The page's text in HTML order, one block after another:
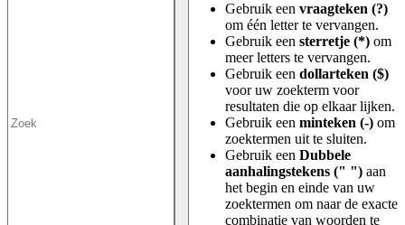
Gebruik een vraagteken (?)
om één letter te vervangen.
Gebruik een sterretje (*) om
meer letters te vervangen.
Gebruik een dollarteken ($)
voor uw zoekterm voor
resultaten die op elkaar lijken.
Gebruik een minteken (-) om
zoektermen uit te sluiten.
Gebruik een Dubbele
aanhalingstekens (" ") aan
het begin en einde van uw
zoektermen om naar de exacte
combinatie van woorden te